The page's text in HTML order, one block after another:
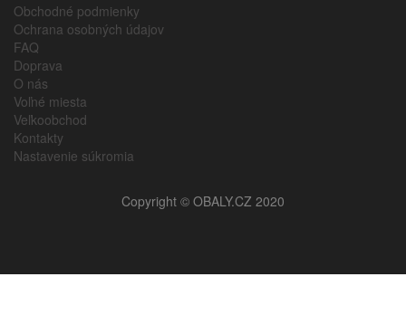
Obchodné podmienky
Ochrana osobných údajov
FAQ
Doprava
O nás
Voľné miesta
Veľkoobchod
Kontakty
Nastavenie súkromia
Copyright © OBALY.CZ 2020